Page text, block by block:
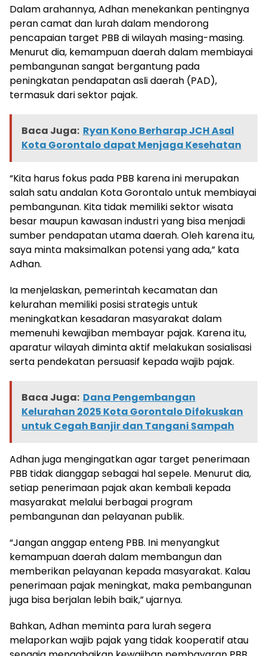
Dalam arahannya, Adhan menekankan pentingnya
peran camat dan lurah dalam mendorong
pencapaian target PBB di wilayah masing-masing.
Menurut dia, kemampuan daerah dalam membiayai
pembangunan sangat bergantung pada
peningkatan pendapatan asli daerah (PAD),
termasuk dari sektor pajak.
Baca Juga: Ryan Kono Berharap JCH Asal
Kota Gorontalo dapat Menjaga Kesehatan
“Kita harus fokus pada PBB karena ini merupakan
salah satu andalan Kota Gorontalo untuk membiayai
pembangunan. Kita tidak memiliki sektor wisata
besar maupun kawasan industri yang bisa menjadi
sumber pendapatan utama daerah. Oleh karena itu,
saya minta maksimalkan potensi yang ada,” kata
Adhan.
Ia menjelaskan, pemerintah kecamatan dan
kelurahan memiliki posisi strategis untuk
meningkatkan kesadaran masyarakat dalam
memenuhi kewajiban membayar pajak. Karena itu,
aparatur wilayah diminta aktif melakukan sosialisasi
serta pendekatan persuasif kepada wajib pajak.
Baca Juga: Dana Pengembangan
Kelurahan 2025 Kota Gorontalo Difokuskan
untuk Cegah Banjir dan Tangani Sampah
Adhan juga mengingatkan agar target penerimaan
PBB tidak dianggap sebagai hal sepele. Menurut dia,
setiap penerimaan pajak akan kembali kepada
masyarakat melalui berbagai program
pembangunan dan pelayanan publik.
“Jangan anggap enteng PBB. Ini menyangkut
kemampuan daerah dalam membangun dan
memberikan pelayanan kepada masyarakat. Kalau
penerimaan pajak meningkat, maka pembangunan
juga bisa berjalan lebih baik,” ujarnya.
Bahkan, Adhan meminta para lurah segera
melaporkan wajib pajak yang tidak kooperatif atau